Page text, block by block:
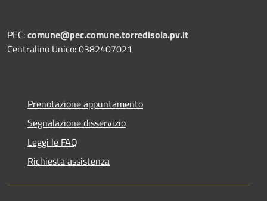
PEC:comune@pec.comune.torredisola.pv.it
Centralino Unico: 0382407021
Prenotazione appuntamento
Segnalazione disservizio
Leggi le FAQ
Richiesta assistenza